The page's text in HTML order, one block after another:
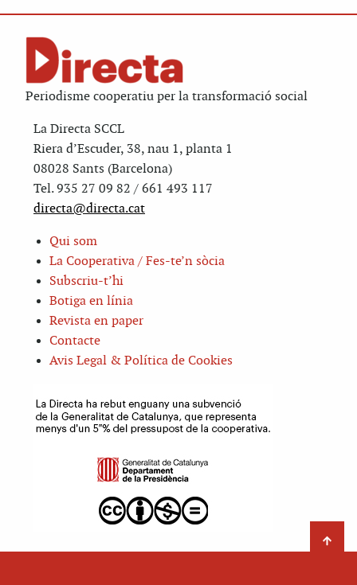
Periodisme cooperatiu per la transformació social
La Directa SCCL
Riera d’Escuder, 38, nau 1, planta 1
08028 Sants (Barcelona)
Tel. 935 27 09 82 / 661 493 117
directa@directa.cat
Qui som
La Cooperativa / Fes-te’n sòcia
Subscriu-t’hi
Botiga en línia
Revista en paper
Contacte
Avis Legal & Política de Cookies